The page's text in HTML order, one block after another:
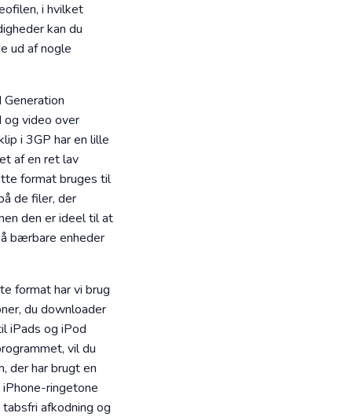
i hvilket
kan du
ud af nogle
video over
i 3GP har en lille
af en ret lav
format bruges til
de filer, der
den er ideel til at
bærbare enheder
format har vi brug
du downloader
iPads og iPod
vil du
der har brugt en
ringetone
afkodning og